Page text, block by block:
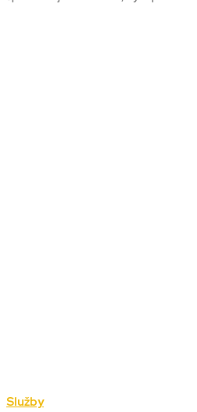
Služby